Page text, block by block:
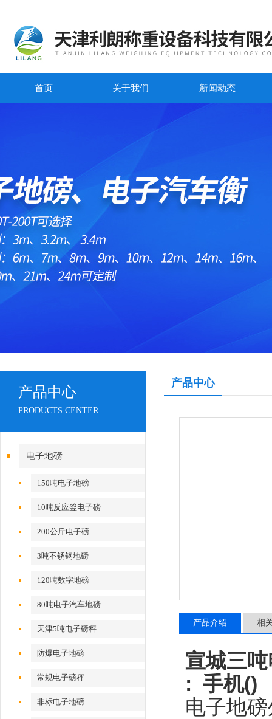
首页 关于我们 新闻动态
产品中心
PRODUCTS CENTER
电子地磅
150吨电子地磅
10吨反应釜电子磅
200公斤电子磅
3吨不锈钢地磅
120吨数字地磅
80吨电子汽车地磅
天津5吨电子磅秤
防爆电子地磅
常规电子磅秤
非标电子地磅
产品中心
产品介绍 相
宣城三
: 手机
电子地